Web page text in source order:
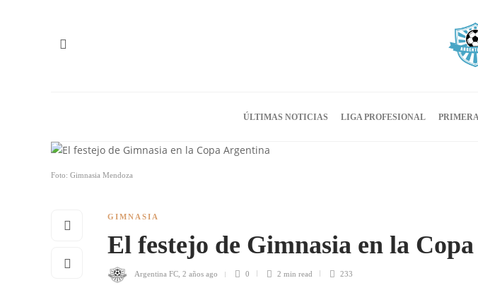
ÚLTIMAS NOTICIAS LIGA PROFESIONAL
Foto: Gimnasia Mendoza
GIMNASIA
El festejo de Gimnasia en la
Argentina FC 2 años ago 0 2 min read 233